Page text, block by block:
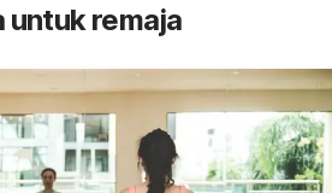
untuk remaja